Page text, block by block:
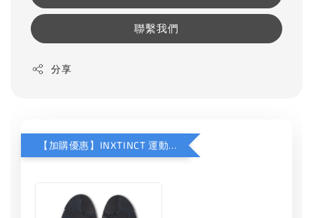
聯繫我們
分享
【加購優惠】INXTINCT 運動款鞋墊